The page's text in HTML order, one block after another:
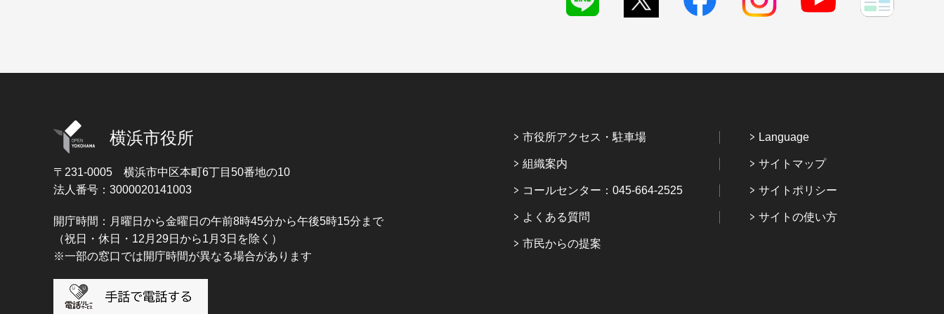
横浜市役所
〒231-0005 横浜市中区本町6丁目50番地の10
法人番号：3000020141003
開庁時間：月曜日から金曜日の午前8時45分から午後5時15分まで
（祝日・休日・12月29日から1月3日を除く）
※一部の窓口では開庁時間が異なる場合があります
市役所アクセス・駐車場
組織案内
コールセンター：045-664-2525
よくある質問
市民からの提案
Language
サイトマップ
サイトポリシー
サイトの使い方